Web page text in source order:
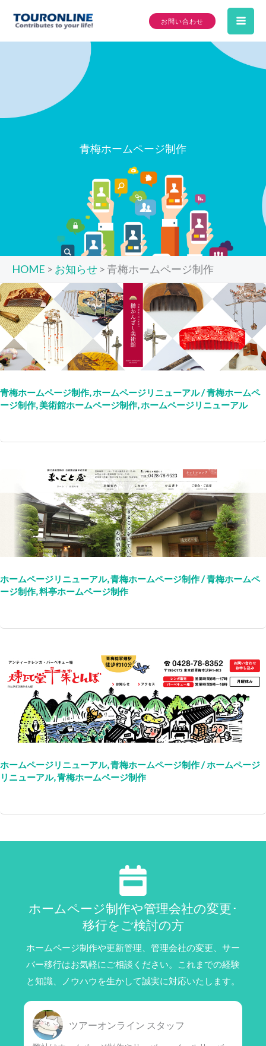
を
お問い合わせ
青梅ホームページ制作
HOME > お知らせ >青梅ホームページ制作
青梅ホームページ制作,ホームページリニューアル/青梅ホームペ
ージ制作,美術館ホームページ制作,ホームページリニューアル
ホームページリニューアル,青梅ホームページ制作/青梅ホームペ
ージ制作,料亭ホームページ制作
ホームページリニューアル,青梅ホームページ制作/ホームページ
リニューアル,青梅ホームページ制作
ホームページ制作や管理会社の変更･
移行をご検討の方
ホームページ制作や更新管理、管理会社の変更、サー
バー移行はお気軽にご相談ください。これまでの経験
と知識、ノウハウを生かして誠実に対応いたします。
ツアーオンライン スタッフ